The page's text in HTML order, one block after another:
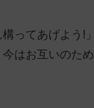
ってあげよう!」
はお互いのため